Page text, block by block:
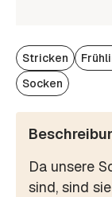
Stricken
Socken
Da unsere
sind, sind